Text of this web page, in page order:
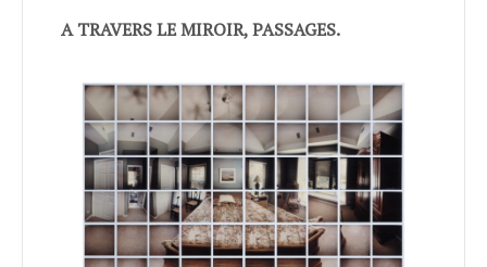
A TRAVERS LE MIROIR, PASSAGES.